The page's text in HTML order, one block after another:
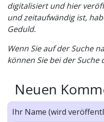
digitalisiert und hier
und zeitaufwändig ist,
Geduld.
Wenn Sie auf der Suche
können Sie bei der Suche
Neuen
Ihr Name (wird